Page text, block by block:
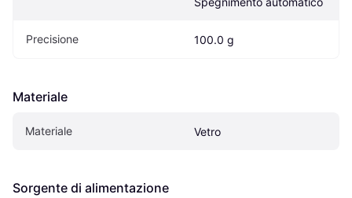
Precisione 100.0 g
Materiale
Materiale Vetro
Sorgente di alimentazione